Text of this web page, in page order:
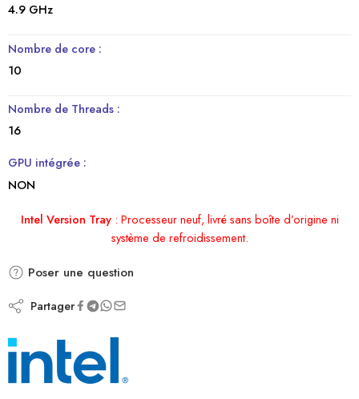
4.9 GHz
Nombre de core :
10
Nombre de Threads :
16
GPU intégrée :
NON
Intel Version Tray: Processeur neuf, livré sans boîte d’origine ni
système de refroidissement.
Poser une question
Partager